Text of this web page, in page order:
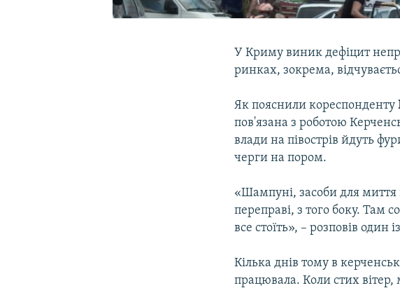
У Криму виник дефіцит
ринках, зокрема,
Як пояснили кореспонденту
пов'язана з роботою
влади на півострів йдуть
черги на пором.
«Шампуні, засоби для миття
переправі, з того боку. Там
все стоїть», – розповів один
Кілька днів тому в
працювала. Коли стих